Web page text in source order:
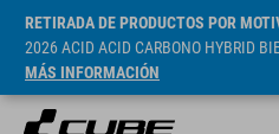
RETIRADA DE PRODUCTOS POR
2026 ACID ACID CARBONO HYBRID
MÁS INFORMACIÓN